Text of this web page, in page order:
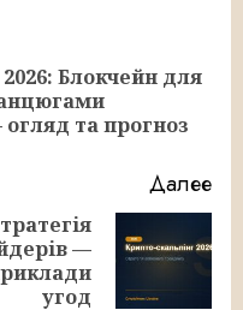
Блокчейн для
та прогноз
Далее
—
угод